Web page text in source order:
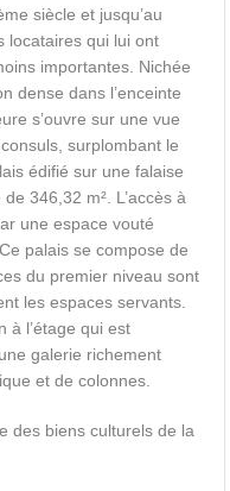
siècle et jusqu’au
locataires qui lui ont
importantes. Nichée
dense dans l’enceinte
s’ouvre sur une vue
surplombant le
édifié sur une falaise
346,32 m². L’accès à
une espace vouté
palais se compose de
du premier niveau sont
les espaces servants.
à l’étage qui est
galerie richement
et de colonnes.
des biens culturels de la